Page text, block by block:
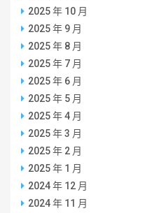
2025 年 10 月
2025 年 9 月
2025 年 8 月
2025 年 7 月
2025 年 6 月
2025 年 5 月
2025 年 4 月
2025 年 3 月
2025 年 2 月
2025 年 1 月
2024 年 12 月
2024 年 11 月